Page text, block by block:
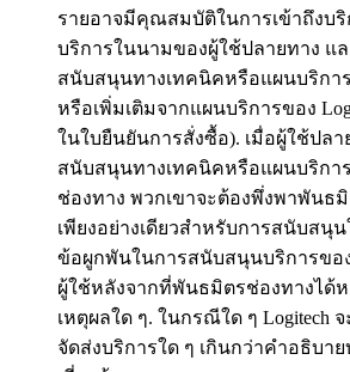
รายอาจมีคุณสมบัติในการเข้าถึงบริ
บริการในนามของผู้ใช้ปลายทาง แ
สนับสนุนทางเทคนิคหรือแผนบริกา
หรือเพิ่มเติมจากแผนบริการของ
ในใบยืนยันการสั่งซื้อ). เมื่อผู้ใช้ปลา
สนับสนุนทางเทคนิคหรือแผนบริกา
ช่องทาง พวกเขาจะต้องพึ่งพาพันธ
เพียงอย่างเดียวสำหรับการสนับสนุน
ข้อผูกพันในการสนับสนุนบริการขอ
ผู้ใช้หลังจากที่พันธมิตรช่องทางได้
เหตุผลใด ๆ. ในกรณีใด ๆ Logitech
จัดส่งบริการใด ๆ เกินกว่าคำอธิบาย